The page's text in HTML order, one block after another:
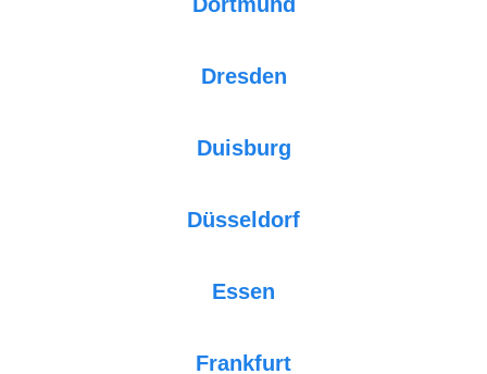
Dresden
Duisburg
Düsseldorf
Essen
Frankfurt